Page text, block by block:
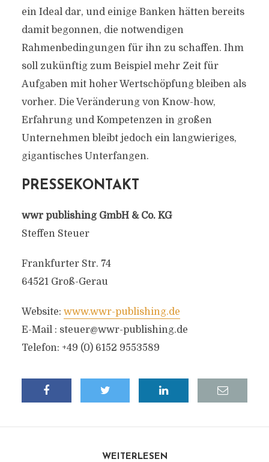
ein Ideal dar, und einige Banken hätten bereits
damit begonnen, die notwendigen
Rahmenbedingungen für ihn zu schaffen. Ihm
soll zukünftig zum Beispiel mehr Zeit für
Aufgaben mit hoher Wertschöpfung bleiben als
vorher. Die Veränderung von Know-how,
Erfahrung und Kompetenzen in großen
Unternehmen bleibt jedoch ein langwieriges,
gigantisches Unterfangen.
PRESSEKONTAKT
wwr publishing GmbH & Co. KG
Steffen Steuer
Frankfurter Str. 74
64521 Groß-Gerau
Website: www.wwr-publishing.de
E-Mail : steuer@wwr-publishing.de
Telefon: +49 (0) 6152 9553589
WEITERLESEN